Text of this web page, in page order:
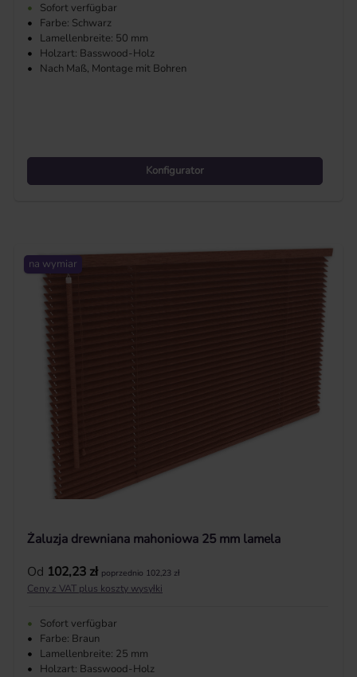
•
Sofort verfügbar
•
Farbe: Schwarz
•
Lamellenbreite: 50 mm
•
Holzart: Basswood-Holz
•
Nach Maß, Montage mit Bohren
Konfigurator
na wymiar
Żaluzja drewniana mahoniowa 25 mm lamela
Cena regularna:
Od 102,23 zł poprzednio 102,23 zł
Ceny z VAT plus koszty wysyłki
•
Sofort verfügbar
•
Farbe: Braun
•
Lamellenbreite: 25 mm
•
Holzart: Basswood-Holz